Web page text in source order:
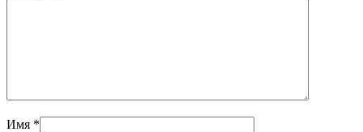
Имя *